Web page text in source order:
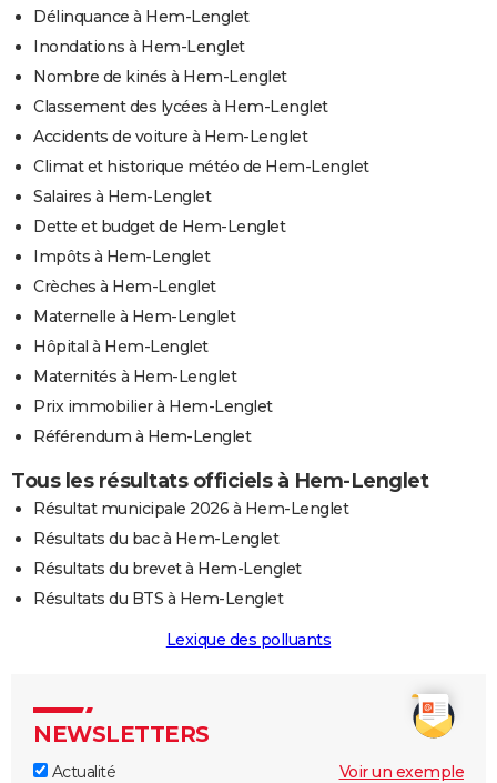
Délinquance à Hem-Lenglet
Inondations à Hem-Lenglet
Nombre de kinés à Hem-Lenglet
Classement des lycées à Hem-Lenglet
Accidents de voiture à Hem-Lenglet
Climat et historique météo de Hem-Lenglet
Salaires à Hem-Lenglet
Dette et budget de Hem-Lenglet
Impôts à Hem-Lenglet
Crèches à Hem-Lenglet
Maternelle à Hem-Lenglet
Hôpital à Hem-Lenglet
Maternités à Hem-Lenglet
Prix immobilier à Hem-Lenglet
Référendum à Hem-Lenglet
Tous les résultats officiels à Hem-Lenglet
Résultat municipale 2026 à Hem-Lenglet
Résultats du bac à Hem-Lenglet
Résultats du brevet à Hem-Lenglet
Résultats du BTS à Hem-Lenglet
Lexique des polluants
NEWSLETTERS
Actualité
Voir un exemple